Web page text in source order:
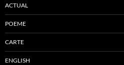
ACTUAL
POEME
CARTE
ENGLISH